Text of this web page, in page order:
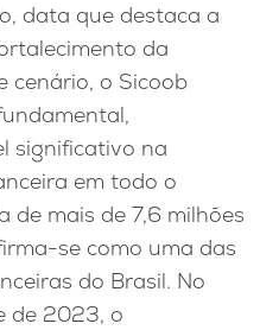
data que destaca a
da
cenário, o Sicoob
significativo na
em todo o
de mais de 7,6 milhões
se como uma das
do Brasil. No
de 2023, o